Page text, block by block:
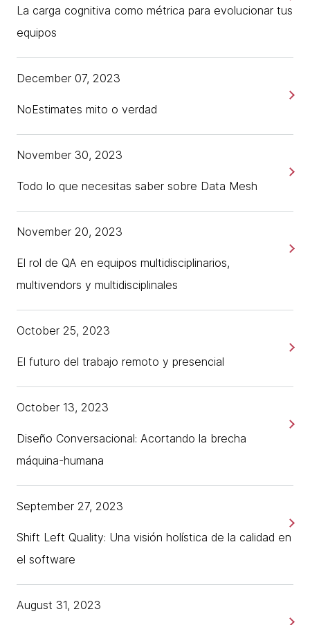
La carga cognitiva como métrica para evolucionar tus
equipos
NoEstimates mito o verdad
December 07, 2023
Todo lo que necesitas saber sobre Data Mesh
November 30, 2023
El rol de QA en equipos multidisciplinarios,
multivendors y multidisciplinales
November 20, 2023
El futuro del trabajo remoto y presencial
October 25, 2023
Diseño Conversacional: Acortando la brecha
máquina-humana
October 13, 2023
Shift Left Quality: Una visión holística de la calidad en
el software
September 27, 2023
August 31, 2023